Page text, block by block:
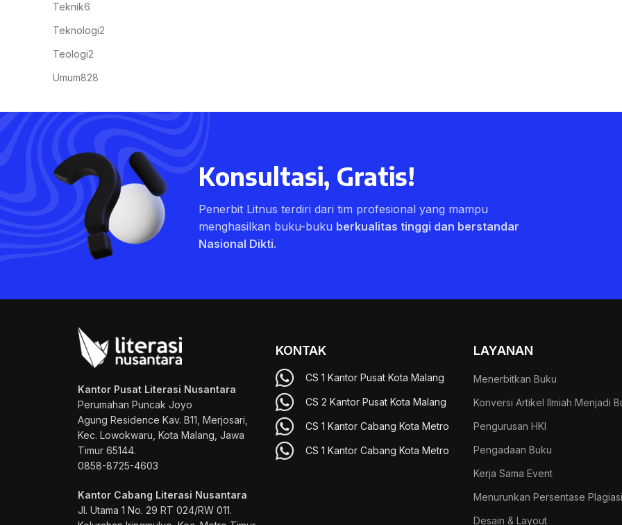
Teknik6
Teknologi2
Teologi2
Umum828
Konsultasi, Gratis!
Penerbit Litnus terdiri dari tim profesional yang mampu
menghasilkan buku-buku berkualitas tinggi dan berstandar
Nasional Dikti.
Kantor Pusat Literasi Nusantara
Perumahan Puncak Joyo
Agung Residence Kav. B11, Merjosari,
Kec. Lowokwaru, Kota Malang, Jawa
Timur 65144.
0858-8725-4603
Kantor Cabang Literasi Nusantara
Jl. Utama 1 No. 29 RT 024/RW 011.
KONTAK
CS 1 Kantor Pusat Kota Malang
CS 2 Kantor Pusat Kota Malang
CS 1 Kantor Cabang Kota Metro
CS 1 Kantor Cabang Kota Metro
LAYANAN
Menerbitkan Buku
Konversi Artikel Ilmiah Menjadi
Pengurusan HKI
Pengadaan Buku
Kerja Sama Event
Menurunkan Persentase Plagiasi
Desain & Layout